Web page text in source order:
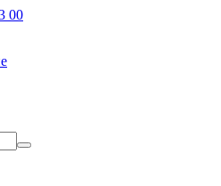
00